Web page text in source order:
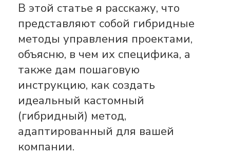
В этой статье я расскажу, что
представляют собой гибридные
методы управления проектами,
объясню, в чем их специфика, а
также дам пошаговую
инструкцию, как создать
идеальный кастомный
(гибридный) метод,
адаптированный для вашей
компании.